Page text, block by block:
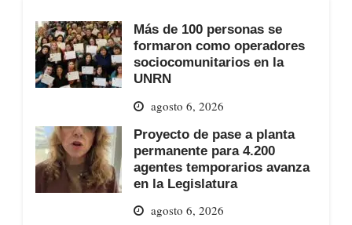
Más de 100 personas se
formaron como operadores
sociocomunitarios en la
UNRN
agosto 6, 2026
Proyecto de pase a planta
permanente para 4.200
agentes temporarios avanza
en la Legislatura
agosto 6, 2026